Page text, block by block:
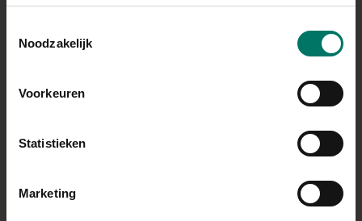
Noodzakelijk
Voorkeuren
Statistieken
Marketing
beetje extra meel toe. Is het deeg te droog? Voeg dan
Kneed met je handen kleine balletjes van het deeg en
duw deze een klein beetje plat op een met bakpapier
Smeer eventueel een klein beetje amandelmelk op de
Bak voor 15 minuten op 180 graden.